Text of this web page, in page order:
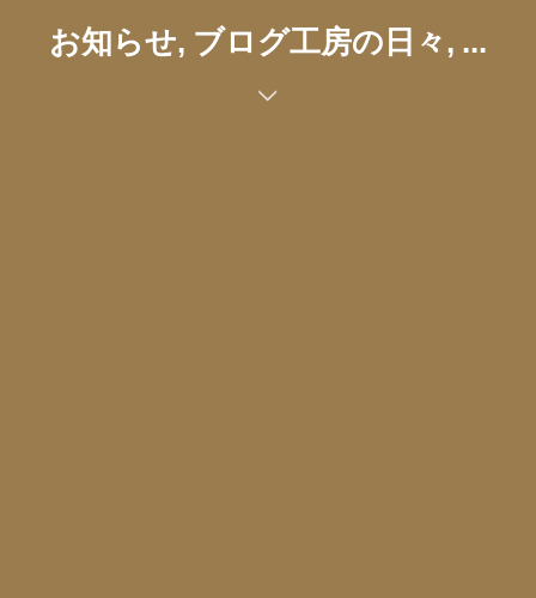
お知らせ, ブログ工房の日々, ...